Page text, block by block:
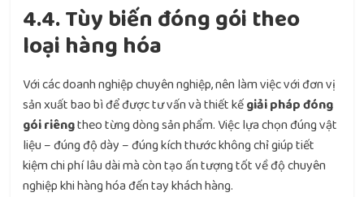
4.4. Tùy biến đóng gói theo
loại hàng hóa
Với các doanh nghiệp chuyên nghiệp, nên làm việc với đơn vị
sản xuất bao bì để được tư vấn và thiết kếgiải pháp đóng
gói riêngtheo từng dòng sản phẩm. Việc lựa chọn đúng vật
liệu – đúng độ dày – đúng kích thước không chỉ giúp tiết
kiệm chi phí lâu dài mà còn tạo ấn tượng tốt về độ chuyên
nghiệp khi hàng hóa đến tay khách hàng.